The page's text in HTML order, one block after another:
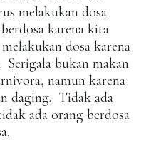
melakukan dosa.
karena kita
dosa karena
Serigala bukan makan
namun karena
daging. Tidak ada
ada orang berdosa